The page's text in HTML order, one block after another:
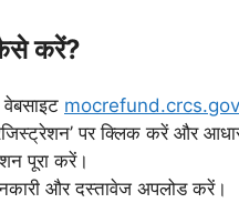
करें?
पर क्लिक करें और
पूरा करें।
और दस्तावेज अपलोड करें।